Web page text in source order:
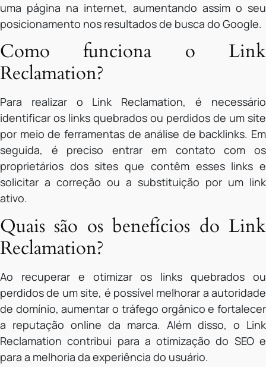
uma página na internet, aumentando assim o seu
posicionamento nos resultados de busca do Google.
Como funciona o Link
Reclamation?
Para realizar o Link Reclamation, é necessário
identificar os links quebrados ou perdidos de um site
por meio de ferramentas de análise de backlinks. Em
seguida, é preciso entrar em contato com os
proprietários dos sites que contêm esses links e
solicitar a correção ou a substituição por um link
ativo.
Quais são os benefícios do Link
Reclamation?
Ao recuperar e otimizar os links quebrados ou
perdidos de um site, é possível melhorar a autoridade
de domínio, aumentar o tráfego orgânico e fortalecer
a reputação online da marca. Além disso, o Link
Reclamation contribui para a otimização do SEO e
para a melhoria da experiência do usuário.